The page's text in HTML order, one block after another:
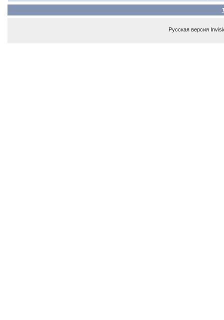
Русская версия